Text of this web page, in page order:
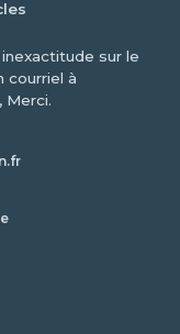
sur le
courriel à
Merci.